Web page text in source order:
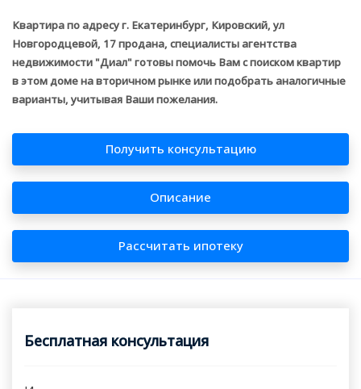
Квартира по адресу г. Екатеринбург, Кировский, ул
Новгородцевой, 17 продана, специалисты агентства
недвижимости "Диал" готовы помочь Вам с поиском квартир
в этом доме на вторичном рынке или подобрать аналогичные
варианты, учитывая Ваши пожелания.
Получить консультацию
Описание
Рассчитать ипотеку
Бесплатная консультация